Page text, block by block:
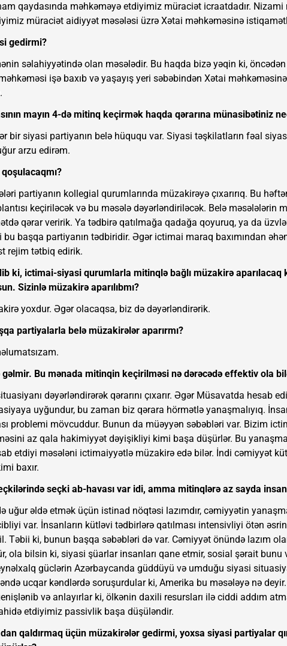
qaydasında məhkəməyə etdiyimiz müraciət icraatdadır. Nizami
müraciət aidiyyət məsələsi üzrə Xətai məhkəməsinə
gedirmi?
səlahiyyətində olan məsələdir. Bu haqda bizə yəqin ki,
işə baxıb və yaşayış yeri səbəbindən Xətai məhkəməsinə
mayın 4-də mitinq keçirmək haqda qərarına münasibətiniz
bir siyasi partiyanın belə hüququ var. Siyasi təşkilatların fəal siyasi
arzu edirəm.
partiyanın kollegial qurumlarında müzakirəyə çıxarırıq. Bu
keçiriləcək və bu məsələ dəyərləndiriləcək. Belə məsələlərin
qərar veririk. Ya tədbirə qatılmağa qadağa qoyuruq, ya da
bu başqa partiyanın tədbiridir. Əgər ictimai maraq baxımından
rejim tətbiq edirik.
ki, ictimai-siyasi qurumlarla mitinqlə bağlı müzakirə aparılacaq
Sizinlə müzakirə aparılıbmı?
yoxdur. Əgər olacaqsa, biz də dəyərləndirərik.
partiyalarla belə müzakirələr aparırmı?
Bu mənada mitinqin keçirilməsi nə dərəcədə effektiv ola
dəyərləndirərək qərarını çıxarır. Əgər Müsavatda hesab
uyğundur, bu zaman biz qərara hörmətlə yanaşmalıyıq.
problemi mövcuddur. Bunun da müəyyən səbəbləri var. Bizim
az qala hakimiyyət dəyişikliyi kimi başa düşürlər. Bu
etdiyi məsələni ictimaiyyətlə müzakirə edə bilər. İndi cəmiyyət
baxır.
seçki ab-havası var idi, amma mitinqlərə az sayda
uğur əldə etmək üçün istinad nöqtəsi lazımdır, cəmiyyətin
var. İnsanların kütləvi tədbirlərə qatılması intensivliyi ötən
Təbii ki, bunun başqa səbəbləri də var. Cəmiyyət önündə lazım
ola bilsin ki, siyasi şüarlar insanları qane etmir, sosial şərait bunu
güclərin Azərbaycanda güddüyü və umduğu siyasi
ucqar kəndlərdə soruşurdular ki, Amerika bu məsələyə nə
və anlayırlar ki, ölkənin daxili resursları ilə ciddi addım
etdiyimiz passivlik başa düşüləndir.
qaldırmaq üçün müzakirələr gedirmi, yoxsa siyasi partiyalar